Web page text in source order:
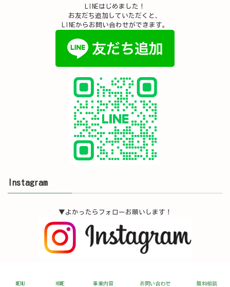
LINEはじめました！
お友だち追加していただくと、
LINEからお問い合わせができます。
Instagram
▼よかったらフォローお願いします！
MENU HOME 事業内容 お問い合わせ 無料相談